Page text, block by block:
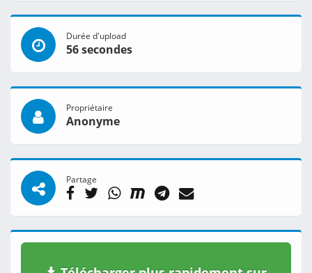
Durée d'upload
56 secondes
Propriétaire
Anonyme
Partage